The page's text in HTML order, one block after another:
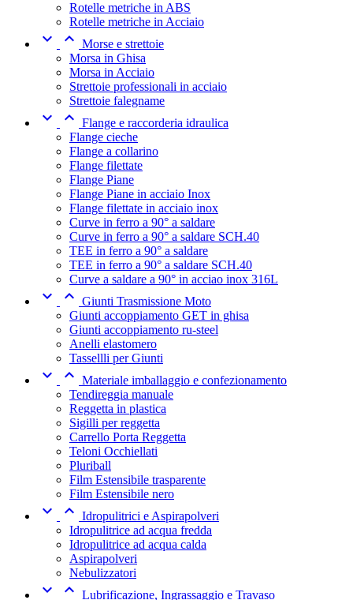
Rotelle metriche in ABS
Rotelle metriche in Acciaio
  Morse e strettoie
Morsa in Ghisa
Morsa in Acciaio
Strettoie professionali in acciaio
Strettoie falegname
  Flange e raccorderia idraulica
Flange cieche
Flange a collarino
Flange filettate
Flange Piane
Flange Piane in acciaio Inox
Flange filettate in acciaio inox
Curve in ferro a 90° a saldare
Curve in ferro a 90° a saldare SCH.40
TEE in ferro a 90° a saldare
TEE in ferro a 90° a saldare SCH.40
Curve a saldare a 90° in acciao inox 316L
  Giunti Trasmissione Moto
Giunti accoppiamento GET in ghisa
Giunti accoppiamento ru-steel
Anelli elastomero
Tassellli per Giunti
  Materiale imballaggio e confezionamento
Tendireggia manuale
Reggetta in plastica
Sigilli per reggetta
Carrello Porta Reggetta
Teloni Occhiellati
Pluriball
Film Estensibile trasparente
Film Estensibile nero
  Idropulitrici e Aspirapolveri
Idropulitrice ad acqua fredda
Idropulitrice ad acqua calda
Aspirapolveri
Nebulizzatori
  Lubrificazione, Ingrassaggio e Travaso